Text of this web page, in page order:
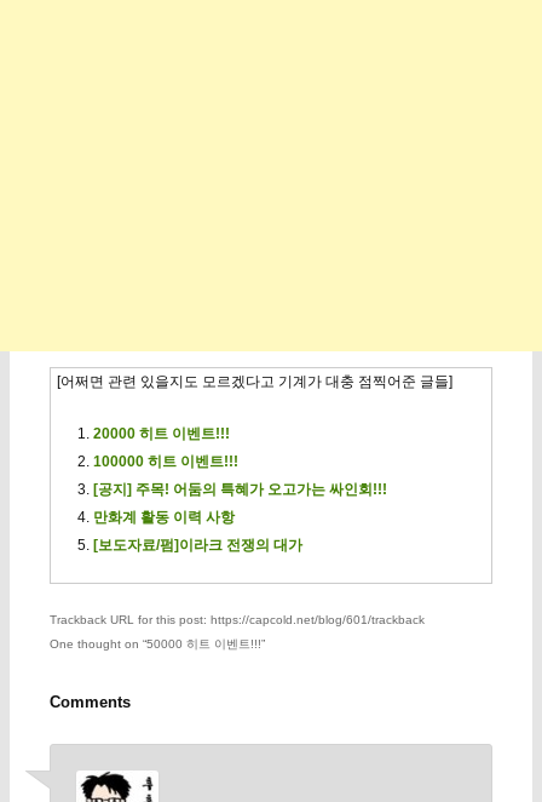
[어쩌면 관련 있을지도 모르겠다고 기계가 대충 점찍어준 글들]
20000 히트 이벤트!!!
100000 히트 이벤트!!!
[공지] 주목! 어둠의 특혜가 오고가는 싸인회!!!
만화계 활동 이력 사항
[보도자료/펌]이라크 전쟁의 대가
Trackback URL for this post: https://capcold.net/blog/601/trackback
One thought on “50000 히트 이벤트!!!”
Comments